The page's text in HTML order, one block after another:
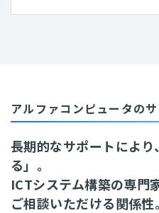
アルファコンピュータの
長期的なサポートによ
る」。
ICTシステム構築の専門
ご相談いただける関係性。